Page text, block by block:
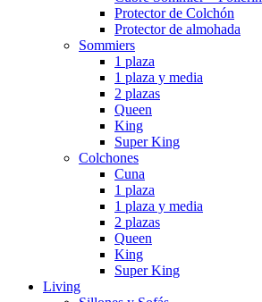
Protector de Colchón
Protector de almohada
Sommiers
1 plaza
1 plaza y media
2 plazas
Queen
King
Super King
Colchones
Cuna
1 plaza
1 plaza y media
2 plazas
Queen
King
Super King
Living